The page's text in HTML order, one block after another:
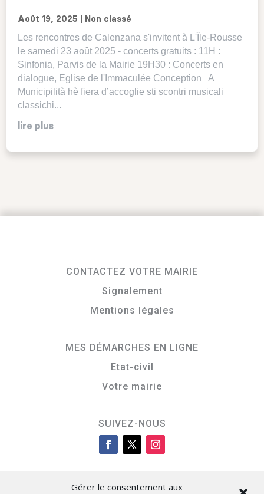
Gérer le consentement aux
Août 19, 2025 Non classé
Les rencontres de Calenzana s'invitent à L'Île-Rousse
le samedi 23 août 2025 - concerts gratuits : 11H :
Sinfonia, Parvis de la Mairie 19H30 : Concerts en
dialogue, Eglise de l'Immaculée Conception A
Municipilità hè fiera d’accoglie sti scontri musicali
classichi...
lire plus
CONTACTEZ VOTRE MAIRIE
Signalement
Mentions légales
MES DÉMARCHES EN LIGNE
Etat-civil
Votre mairie
SUIVEZ-NOUS